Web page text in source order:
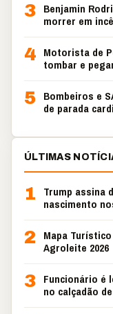
3 Benjamin
morrer em
4 Motorista de
tombar e
5 Bombeiros e
de parada
ÚLTIMAS
1
Trump assina
nascimento
2
Mapa
Agroleite 2026
3 Funcionário é
no calçadão